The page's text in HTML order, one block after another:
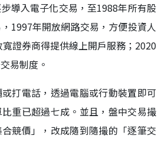
導入電子化交易，至1988年所有股
1997年開放網路交易，方便投資人
證券商得提供線上開戶服務；2020
易制度。
打電話，透過電腦或行動裝置即可
重已超過七成。並且，盤中交易撮
競價」，改成隨到隨撮的「逐筆交